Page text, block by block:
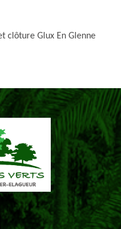
clôture Glux En Glenne